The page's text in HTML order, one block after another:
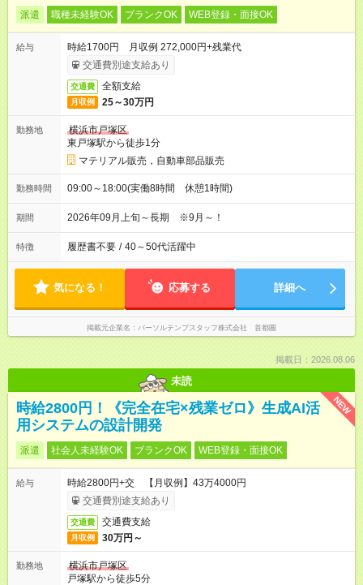
派遣 職種未経験OK ブランクOK WEB登録・面接OK
給与
時給1700円 月収例 272,000円+残業代
交通費別途支給あり
交通費 全額支給
月収例 25～30万円
勤務地
横浜市戸塚区
東戸塚駅から徒歩1分
マテリアル販売，自動車部品販売
勤務時間 09:00～18:00(実働8時間 休憩1時間)
期間 2026年09月上旬～長期 ※9月～！
特徴 履歴書不要 / 40～50代活躍中
気になる！ 応募する 詳細へ
掲載元企業名 パーソルテンプスタッフ株式会社 首都圏
掲載日：2026.08.06
未読
NEW
時給2800円！《完全在宅×残業ゼロ》生成AI活
用システムの設計開発
派遣 社会人未経験OK ブランクOK WEB登録・面接OK
給与
時給2800円+交 【月収例】43万4000円
交通費別途支給あり
交通費 交通費支給
月収例 30万円～
勤務地
横浜市戸塚区
戸塚駅から徒歩5分